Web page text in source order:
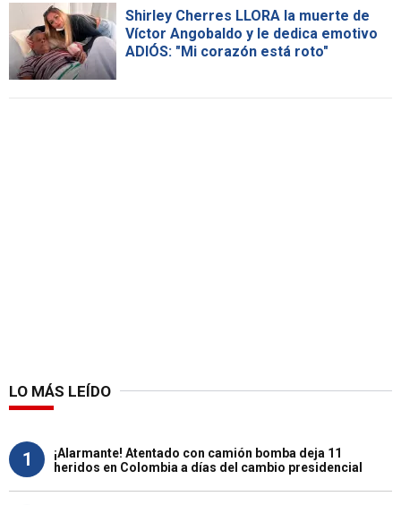
Shirley Cherres LLORA la muerte de
Víctor Angobaldo y le dedica emotivo
ADIÓS: "Mi corazón está roto"
LO MÁS LEÍDO
1
¡Alarmante! Atentado con camión bomba deja 11
heridos en Colombia a días del cambio presidencial